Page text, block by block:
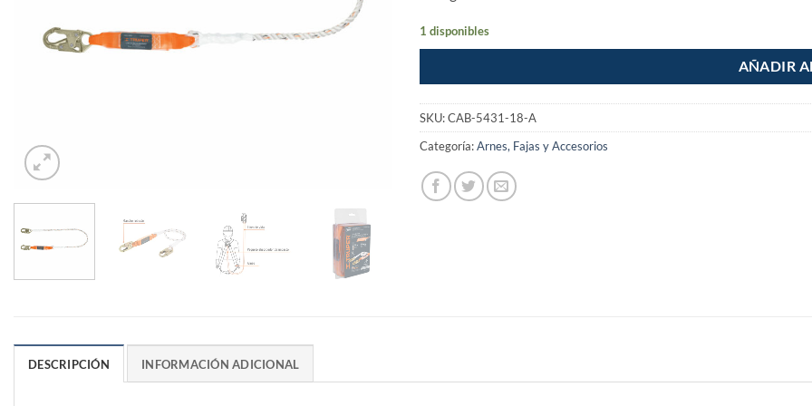
1 disponibles
AÑADIR
SKU:CAB-5431-18-A
Categoría:Arnes, Fajas y Accesorios
DESCRIPCIÓN INFORMACIÓN ADICIONAL